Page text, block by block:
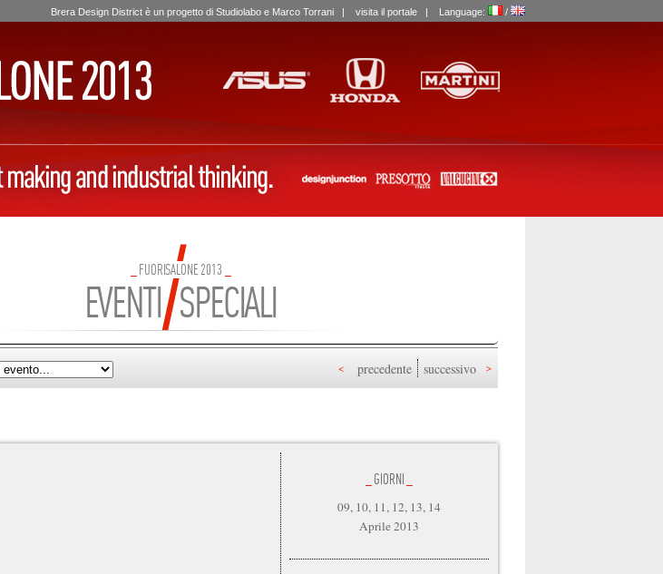
Brera Design District è un progetto di Studiolabo e Marco Torrani | visita il portale | Language: /
FUORISALONE 2013
EVENTI SPECIALI
successivo
precedente
GIORNI
09, 10, 11, 12, 13, 14
Aprile 2013